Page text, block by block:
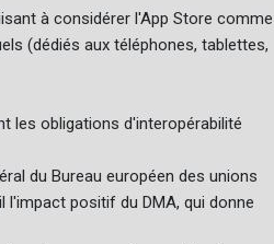
à considérer l'App Store comme
(dédiés aux téléphones, tablettes,
les obligations d'interopérabilité
du Bureau européen des unions
positif du DMA, qui donne